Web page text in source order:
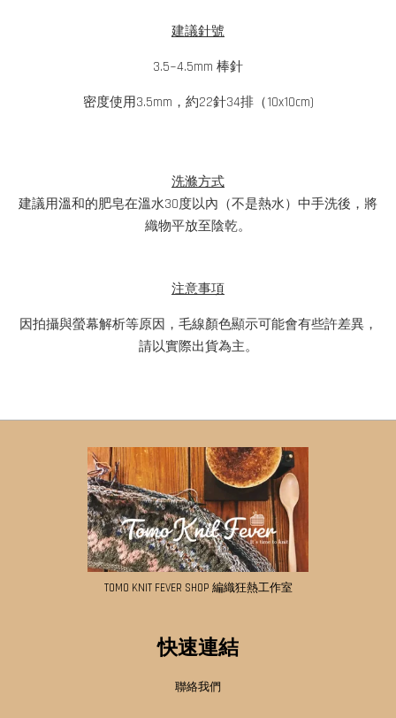
建議針號
3.5~4.5mm 棒針
密度使用3.5mm，約22針34排（10x10cm)
洗滌方式
建議用溫和的肥皂在溫水30度以內（不是熱水）中手洗後，將
織物平放至陰乾。
注意事項
因拍攝與螢幕解析等原因，毛線顏色顯示可能會有些許差異，
請以實際出貨為主。
TOMO KNIT FEVER SHOP 編織狂熱工作室
快速連結
聯絡我們